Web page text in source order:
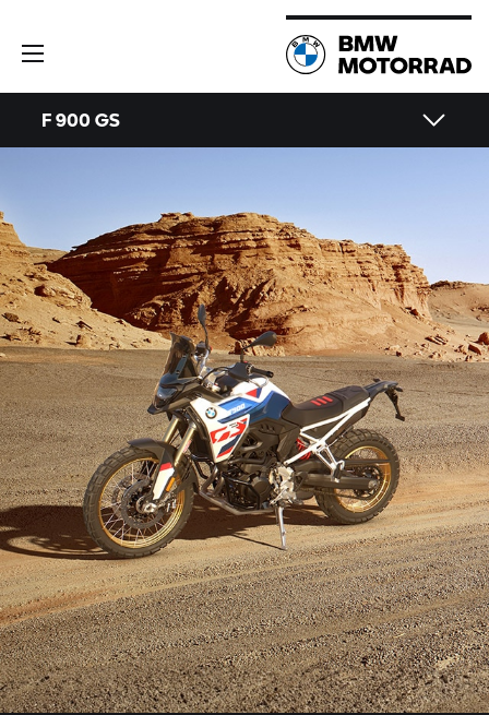
F 900 GS